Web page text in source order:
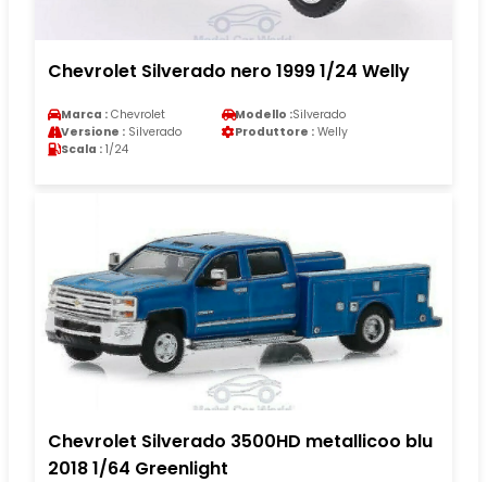
Chevrolet Silverado nero 1999 1/24 Welly
Marca : Chevrolet Modello :Silverado
Versione : Silverado Produttore : Welly
Scala : 1/24
Chevrolet Silverado 3500HD metallicoo blu
2018 1/64 Greenlight